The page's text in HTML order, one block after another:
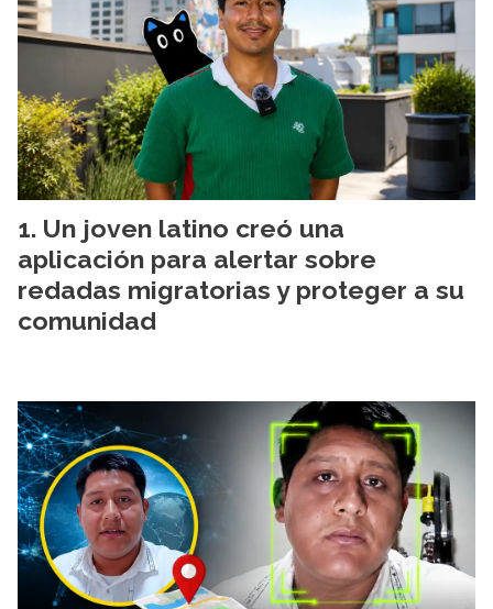
Un joven latino creó una
aplicación para alertar sobre
redadas migratorias y proteger a su
comunidad